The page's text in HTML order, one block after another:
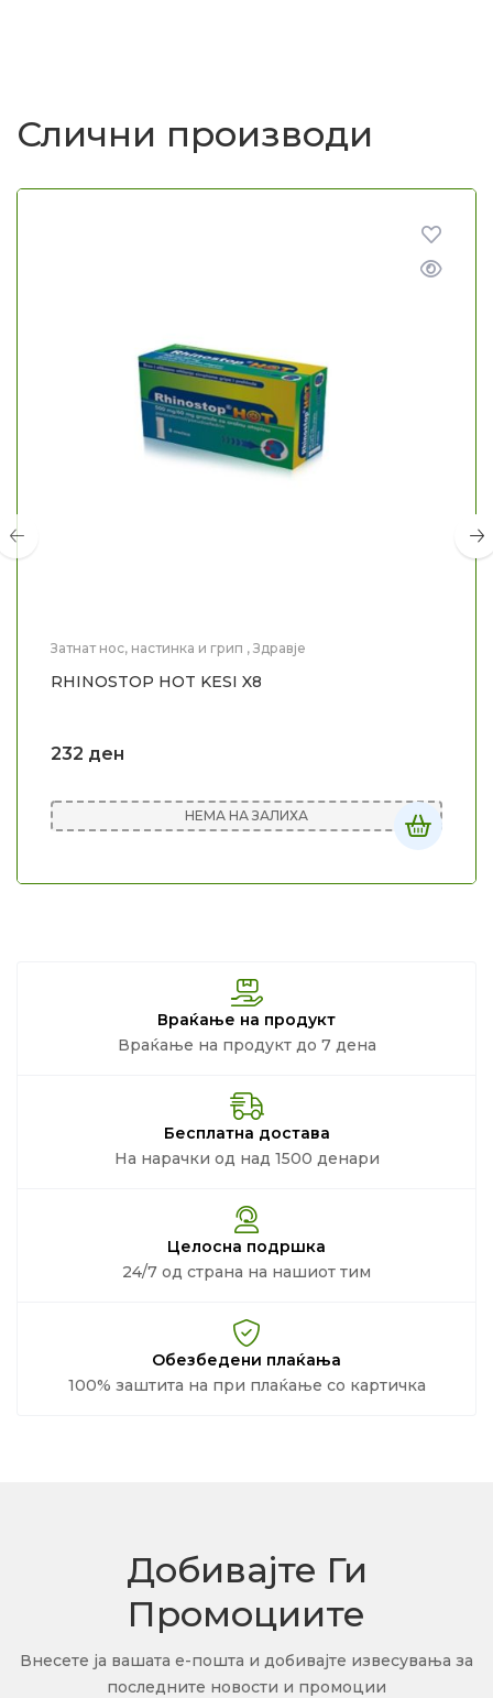
Слични производи
Затнат нос, настинка и грип , Здравје
RHINOSTOP HOT KESI X8
232 ден
НЕМА НА ЗАЛИХА
Враќање на продукт
Враќање на продукт до 7 дена
Бесплатна достава
На нарачки од над 1500 денари
Целосна подршка
24/7 од страна на нашиот тим
Обезбедени плаќања
100% заштита на при плаќање со картичка
Добивајте Ги
Промоциите
Внесете ја вашата е-пошта и добивајте извесувања за
последните новости и промоции